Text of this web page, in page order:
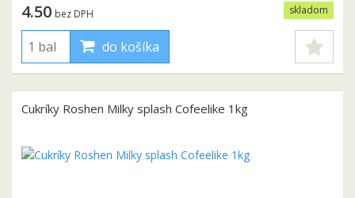
skladom
4.50 bez DPH
do košíka
Cukríky Roshen Milky splash Cofeelike 1kg